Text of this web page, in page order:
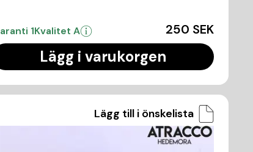
1Kvalitet A 250 SEK
Lägg i varukorgen
Lägg till i önskelista